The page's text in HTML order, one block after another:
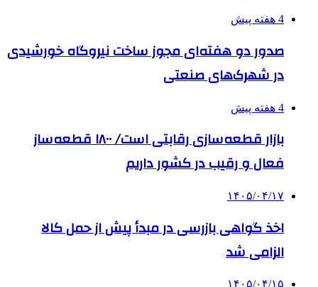
4 هفته پیش
صدور دو هفته‌ای مجوز ساخت نیروگاه خورشیدی
در شهرک‌های صنعتی
4 هفته پیش
بازار قطعه‌سازی رقابتی است/ ۱۸۰۰ قطعه‌ساز
فعال و رقیب در کشور داریم
۱۴۰۵/۰۴/۱۷
اخذ گواهی بازرسی در مبدأ پیش از حمل کالا
الزامی شد
۱۴۰۵/۰۴/۱۵